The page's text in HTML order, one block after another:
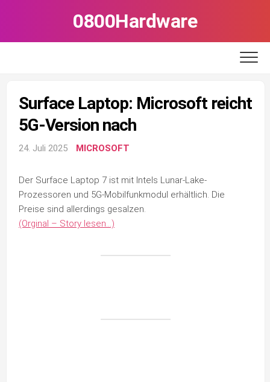
0800Hardware
Surface Laptop: Microsoft reicht
5G-Version nach
24. Juli 2025 MICROSOFT
Der Surface Laptop 7 ist mit Intels Lunar-Lake-
Prozessoren und 5G-Mobilfunkmodul erhältlich. Die
Preise sind allerdings gesalzen.
(Orginal – Story lesen…)